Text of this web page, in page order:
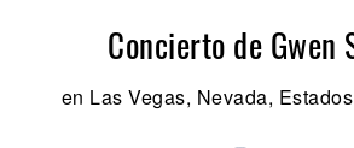
Concierto de Gwen
en Las Vegas, Nevada,